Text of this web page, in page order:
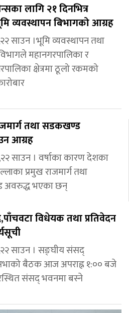
लागि २१ दिनभित्र
व्यवस्थापन बिभागको आग्रह
साउन ।भूमि व्यवस्थापन तथा
महानगरपालिका र
क्षेत्रमा ठूलो रकमको
तथा सडकखण्ड
आग्रह
साउन । वर्षाका कारण देशका
प्रमुख राजमार्ग तथा
भएका छन्
विधेयक तथा प्रतिवेदन
साउन । सङ्घीय संसद्
बैठक आज अपराह्न १:०० बजे
संसद् भवनमा बस्ने